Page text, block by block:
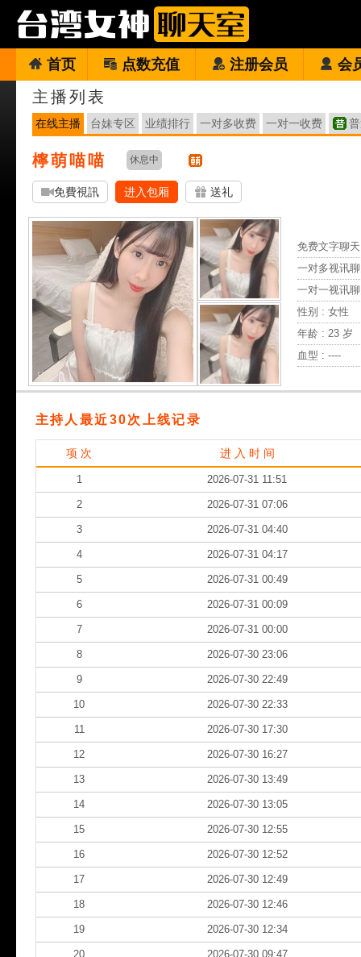
首页 点数充值 注册会员 会
主播列表
在线主播 台妹专区 业绩排行 一对多收费 一对一收费
檸萌喵喵 休息中
免費視訊 进入包厢 送礼
免费文字聊
一对多视讯
一对一视讯
性别 : 女性
年龄 : 23 岁
血型 : ----
主持人最近30次上线记录
项 次 进 入 时 间
1 2026-07-31 11:51
2 2026-07-31 07:06
3 2026-07-31 04:40
4 2026-07-31 04:17
5 2026-07-31 00:49
6 2026-07-31 00:09
7 2026-07-31 00:00
8 2026-07-30 23:06
9 2026-07-30 22:49
10 2026-07-30 22:33
11 2026-07-30 17:30
12 2026-07-30 16:27
13 2026-07-30 13:49
14 2026-07-30 13:05
15 2026-07-30 12:55
16 2026-07-30 12:52
17 2026-07-30 12:49
18 2026-07-30 12:46
19 2026-07-30 12:34
20 2026-07-30 09:47